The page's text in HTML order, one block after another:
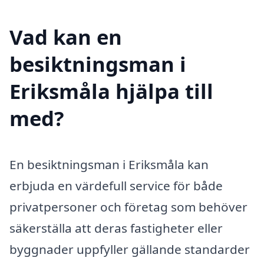
Vad kan en
besiktningsman i
Eriksmåla hjälpa till
med?
En besiktningsman i Eriksmåla kan
erbjuda en värdefull service för både
privatpersoner och företag som behöver
säkerställa att deras fastigheter eller
byggnader uppfyller gällande standarder